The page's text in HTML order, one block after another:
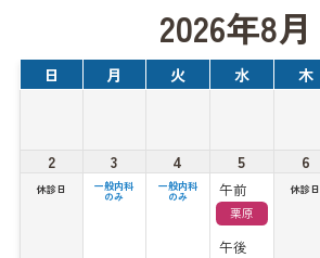
2026年8月
日 月 火 水 木
2
休診日
3
一般内科
のみ
4
一般内科
のみ
5
午前
栗原
午後
6
休診日